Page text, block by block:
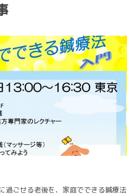
過ごせる老後を、家庭でできる鍼療法